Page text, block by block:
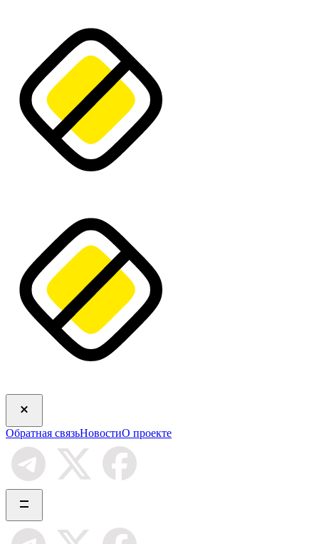
Обратная связьНовостиО проекте